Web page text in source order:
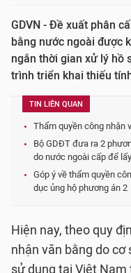
GDVN - Đề xuất phân
bằng nước ngoài được
ngắn thời gian xử lý hồ
trình triển khai thiếu
TIN LIÊN QUAN
Thẩm quyền công nhận
Bộ GDĐT đưa ra 2
do nước ngoài cấp để
Góp ý về thẩm quyền
dục ủng hộ phương án 2
Hiện nay, theo quy
nhận văn bằng do
sử dụng tại Việt